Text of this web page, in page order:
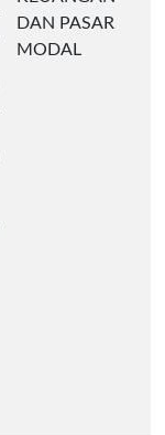
DAN PASAR
MODAL